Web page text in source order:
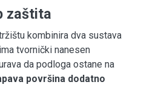
zaštita
kombinira dva sustava
tvornički nanesen
da podloga ostane na
površina dodatno